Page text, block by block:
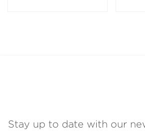
Stay up to date with our